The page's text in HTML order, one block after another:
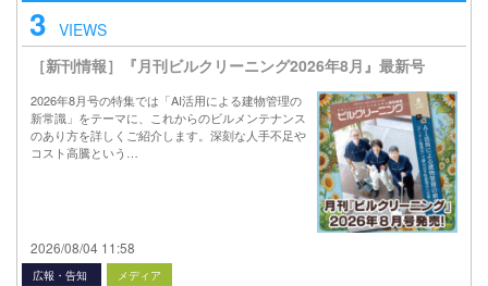
3 VIEWS
［新刊情報］『月刊ビルクリーニング2026年8月』最新号
2026年8月号の特集では「AI活用による建物管理の
新常識」をテーマに、これからのビルメンテナンス
のあり方を詳しくご紹介します。深刻な人手不足や
コスト高騰という…
2026/08/04 11:58
広報・告知 メディア